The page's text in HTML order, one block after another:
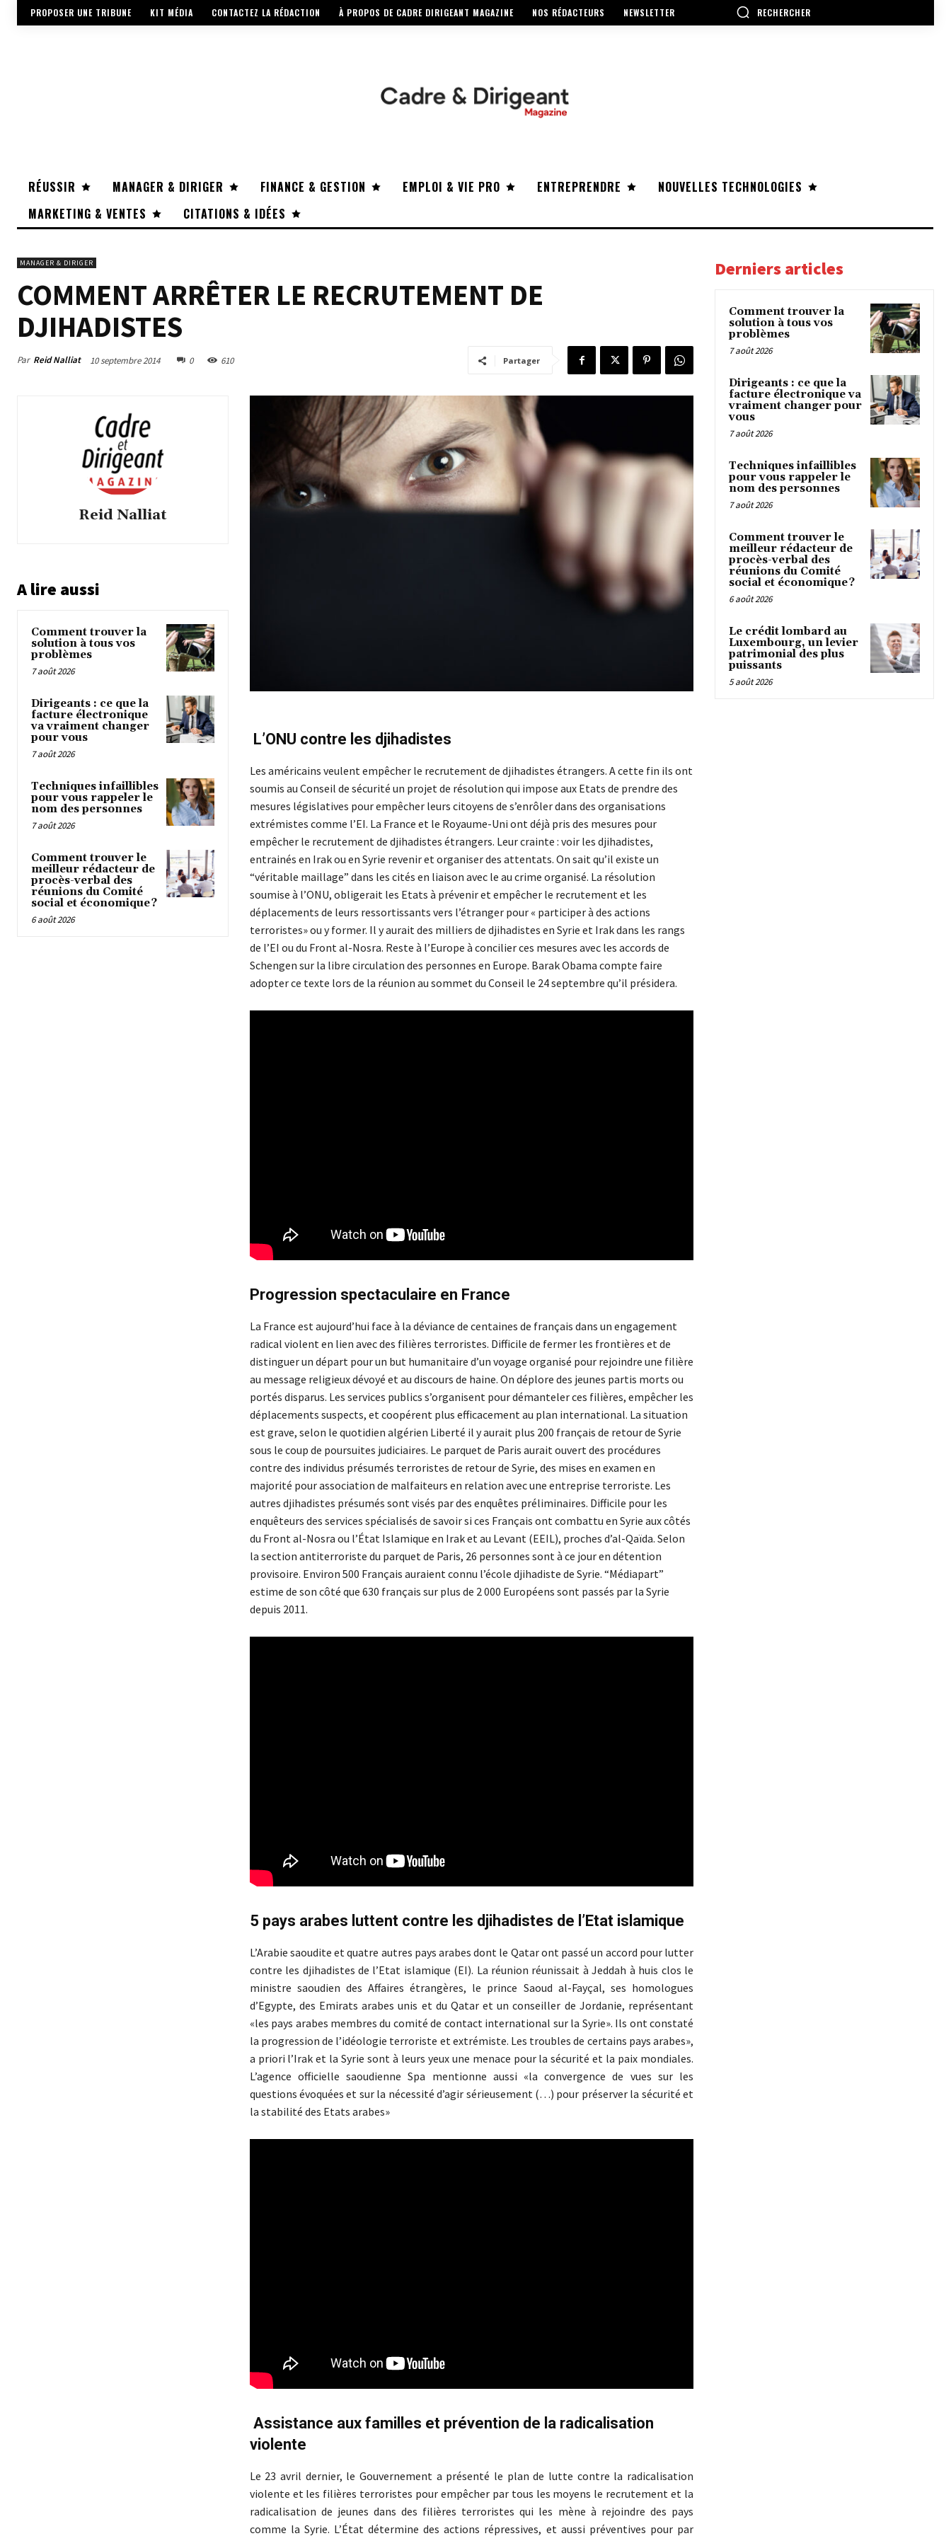
PROPOSER UNE TRIBUNE KIT MÉDIA CONTACTEZ LA RÉDACTION À PROPOS DE CADRE DIRIGEANT MAGAZINE NOS RÉDACTEURS NEWSLETTER RECHERCHER
RÉUSSIR MANAGER & DIRIGER FINANCE & GESTION EMPLOI & VIE PRO ENTREPRENDRE
NOUVELLES TECHNOLOGIES
MARKETING & VENTES
CITATIONS & IDÉES
MANAGER & DIRIGER
COMMENT ARRÊTER LE RECRUTEMENT DE
DJIHADISTES
Par Reid Nalliat 10 septembre 2014 0 610 Partager
Reid Nalliat
A lire aussi
Comment trouver la
solution à tous vos
problèmes
7 août 2026
Dirigeants : ce que la
facture électronique
va vraiment changer
pour vous
7 août 2026
Techniques infaillibles
pour vous rappeler le
nom des personnes
7 août 2026
Comment trouver le
meilleur rédacteur de
procès-verbal des
réunions du Comité
social et économique ?
6 août 2026
L’ONU contre les djihadistes
Les américains veulent empêcher le recrutement de djihadistes étrangers. A cette fin ils ont
soumis au Conseil de sécurité un projet de résolution qui impose aux Etats de prendre des
mesures législatives pour empêcher leurs citoyens de s’enrôler dans des organisations
extrémistes comme l’EI. La France et le Royaume-Uni ont déjà pris des mesures pour
empêcher le recrutement de djihadistes étrangers. Leur crainte : voir les djihadistes,
entrainés en Irak ou en Syrie revenir et organiser des attentats. On sait qu’il existe un
“véritable maillage” dans les cités en liaison avec le au crime organisé. La résolution
soumise à l’ONU, obligerait les Etats à prévenir et empêcher le recrutement et les
déplacements de leurs ressortissants vers l’étranger pour « participer à des actions
terroristes» ou y former. Il y aurait des milliers de djihadistes en Syrie et Irak dans les rangs
de l’EI ou du Front al-Nosra. Reste à l’Europe à concilier ces mesures avec les accords de
Schengen sur la libre circulation des personnes en Europe. Barak Obama compte faire
adopter ce texte lors de la réunion au sommet du Conseil le 24 septembre qu’il présidera.
Progression spectaculaire en France
La France est aujourd’hui face à la déviance de centaines de français dans un engagement
radical violent en lien avec des filières terroristes. Difficile de fermer les frontières et de
distinguer un départ pour un but humanitaire d’un voyage organisé pour rejoindre une filière
au message religieux dévoyé et au discours de haine. On déplore des jeunes partis morts ou
portés disparus. Les services publics s’organisent pour démanteler ces filières, empêcher les
déplacements suspects, et coopérent plus efficacement au plan international. La situation
est grave, selon le quotidien algérien Liberté il y aurait plus 200 français de retour de Syrie
sous le coup de poursuites judiciaires. Le parquet de Paris aurait ouvert des procédures
contre des individus présumés terroristes de retour de Syrie, des mises en examen en
majorité pour association de malfaiteurs en relation avec une entreprise terroriste. Les
autres djihadistes présumés sont visés par des enquêtes préliminaires. Difficile pour les
enquêteurs des services spécialisés de savoir si ces Français ont combattu en Syrie aux côtés
du Front al-Nosra ou l’État Islamique en Irak et au Levant (EEIL), proches d’al-Qaïda. Selon
la section antiterroriste du parquet de Paris, 26 personnes sont à ce jour en détention
provisoire. Environ 500 Français auraient connu l’école djihadiste de Syrie. “Médiapart”
estime de son côté que 630 français sur plus de 2 000 Européens sont passés par la Syrie
depuis 2011.
5 pays arabes luttent contre les djihadistes de l’Etat islamique
L’Arabie saoudite et quatre autres pays arabes dont le Qatar ont passé un accord pour lutter
contre les djihadistes de l’Etat islamique (EI). La réunion réunissait à Jeddah à huis clos le
ministre saoudien des Affaires étrangères, le prince Saoud al-Fayçal, ses homologues
d’Egypte, des Emirats arabes unis et du Qatar et un conseiller de Jordanie, représentant
«les pays arabes membres du comité de contact international sur la Syrie». Ils ont constaté
la progression de l’idéologie terroriste et extrémiste. Les troubles de certains pays arabes»,
a priori l’Irak et la Syrie sont à leurs yeux une menace pour la sécurité et la paix mondiales.
L’agence officielle saoudienne Spa mentionne aussi «la convergence de vues sur les
questions évoquées et sur la nécessité d’agir sérieusement (…) pour préserver la sécurité et
la stabilité des Etats arabes»
Assistance aux familles et prévention de la radicalisation
violente
Le 23 avril dernier, le Gouvernement a présenté le plan de lutte contre la radicalisation
violente et les filières terroristes pour empêcher par tous les moyens le recrutement et la
radicalisation de jeunes dans des filières terroristes qui les mène à rejoindre des pays
comme la Syrie. L’État détermine des actions répressives, et aussi préventives pour par
Derniers articles
Comment trouver la
solution à tous vos
problèmes
7 août 2026
Dirigeants : ce que la
facture électronique va
vraiment changer pour
vous
7 août 2026
Techniques infaillibles
pour vous rappeler le
nom des personnes
7 août 2026
Comment trouver le
meilleur rédacteur de
procès-verbal des
réunions du Comité
social et économique ?
6 août 2026
Le crédit lombard au
Luxembourg, un levier
patrimonial des plus
puissants
5 août 2026